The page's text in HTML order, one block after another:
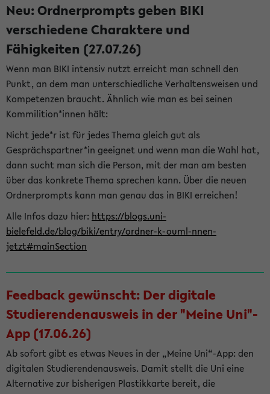
Neu: Ordnerprompts geben BIKI
verschiedene Charaktere und
Fähigkeiten (27.07.26)
Wenn man BIKI intensiv nutzt erreicht man schnell den
Punkt, an dem man unterschiedliche Verhaltensweisen und
Kompetenzen braucht. Ähnlich wie man es bei seinen
Kommilition*innen hält:
Nicht jede*r ist für jedes Thema gleich gut als
Gesprächspartner*in geeignet und wenn man die Wahl hat,
dann sucht man sich die Person, mit der man am besten
über das konkrete Thema sprechen kann. Über die neuen
Ordnerprompts kann man genau das in BIKI erreichen!
Alle Infos dazu hier: https://blogs.uni-
bielefeld.de/blog/biki/entry/ordner-k-ouml-nnen-
jetzt#mainSection
Feedback gewünscht: Der digitale
Studierendenausweis in der "Meine Uni"-
App (17.06.26)
Ab sofort gibt es etwas Neues in der „Meine Uni“-App: den
digitalen Studierendenausweis. Damit stellt die Uni eine
Alternative zur bisherigen Plastikkarte bereit, die